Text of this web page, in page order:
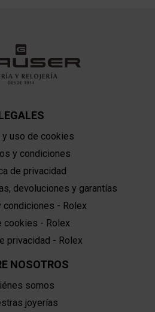
y uso de cookies
y condiciones
de privacidad
devoluciones y garantías
condiciones - Rolex
cookies - Rolex
privacidad - Rolex
NOSOTROS
somos
joyerías